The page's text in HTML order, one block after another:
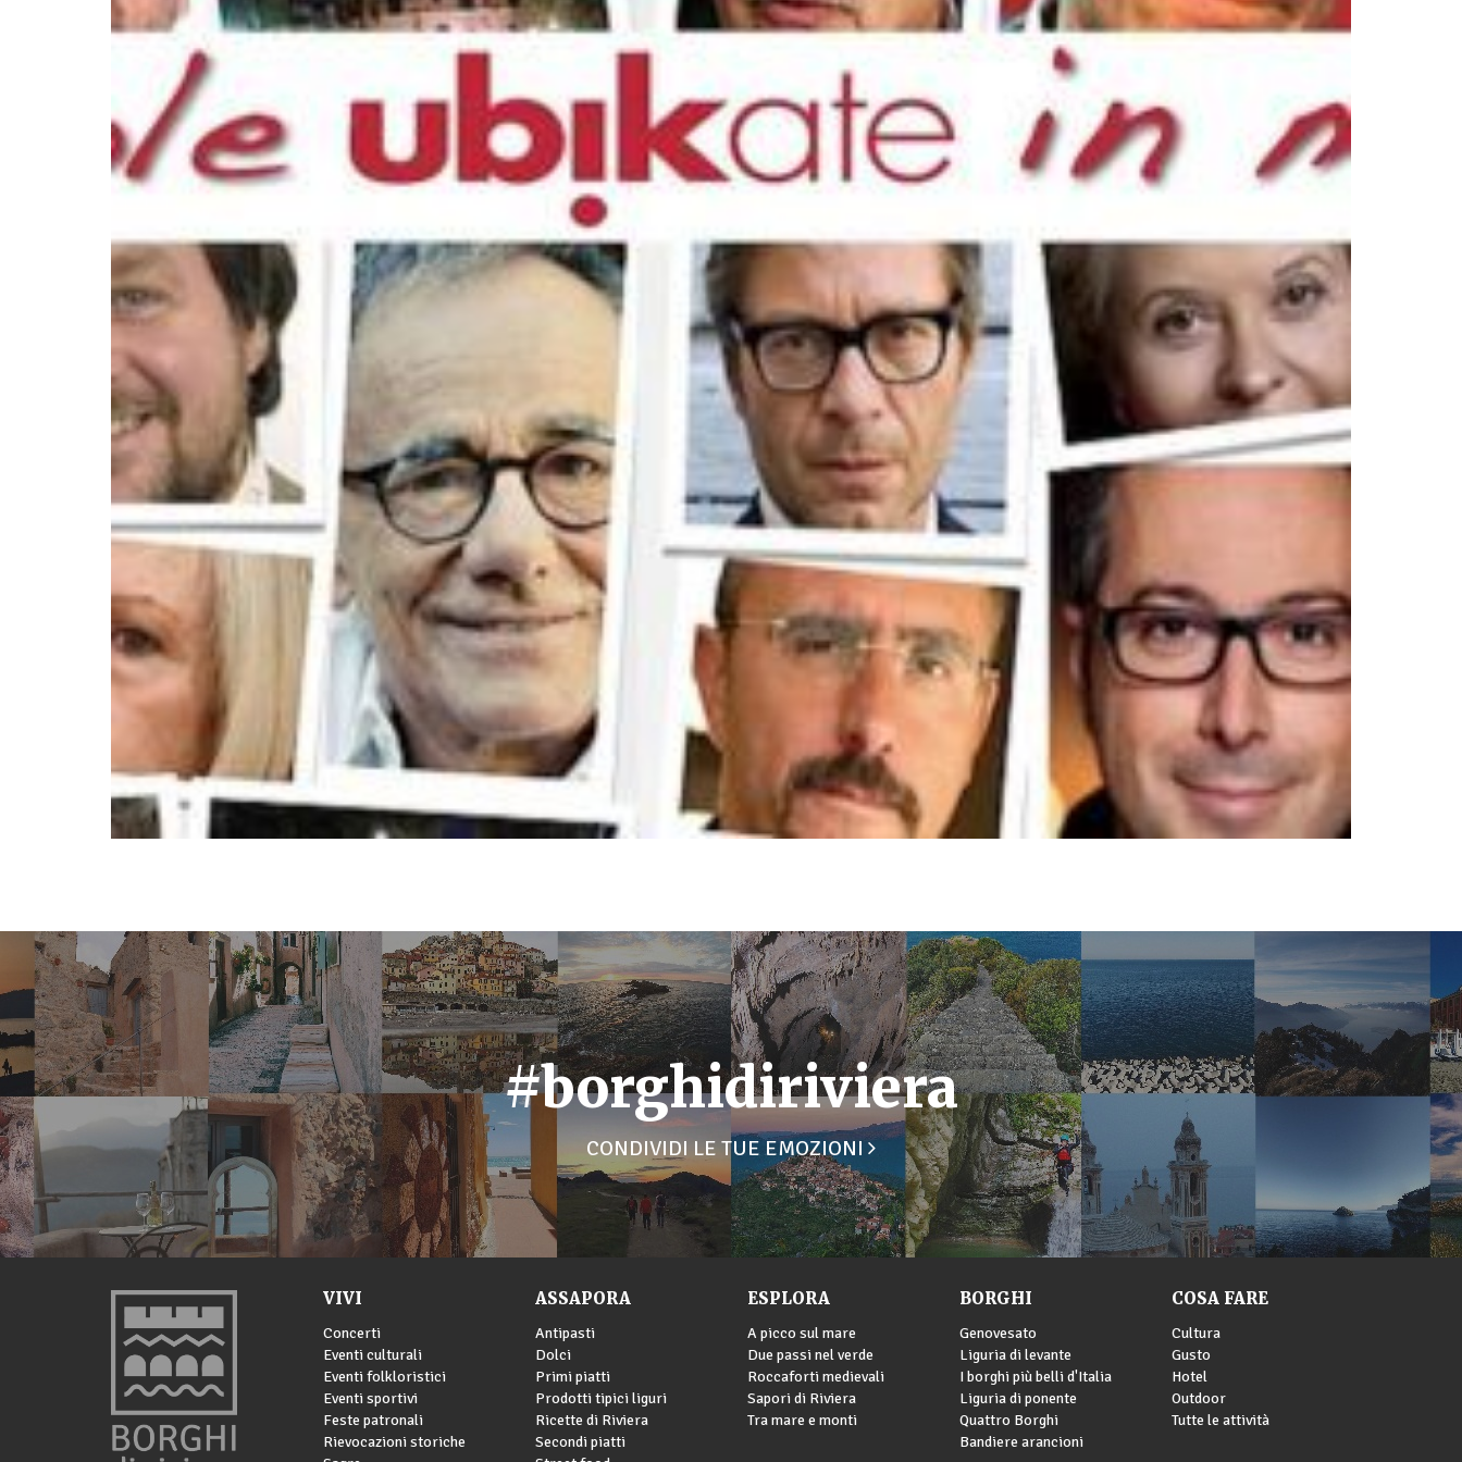
#borghidiriviera
CONDIVIDI LE TUE EMOZIONI
VIVI
Concerti
Eventi culturali
Eventi folkloristici
Eventi sportivi
Feste patronali
Rievocazioni storiche
ASSAPORA
Antipasti
Dolci
Primi piatti
Prodotti tipici liguri
Ricette di Riviera
Secondi piatti
ESPLORA
A picco sul mare
Due passi nel verde
Roccaforti medievali
Sapori di Riviera
Tra mare e monti
BORGHI
Genovesato
Liguria di levante
I borghi più belli d'Italia
Liguria di ponente
Quattro Borghi
Bandiere arancioni
COSA FARE
Cultura
Gusto
Hotel
Outdoor
Tutte le attività